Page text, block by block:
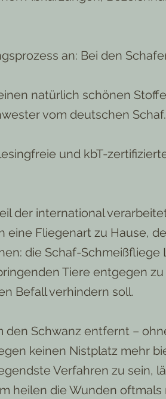
an: Bei den
natürlich schönen
vom deutschen Schaf.
und kbT-
der international
Fliegenart zu Hause,
die Schaf-Schmeißfliege
Tiere entgegen
Befall verhindern soll.
Schwanz entfernt –
keinen Nistplatz mehr
Verfahren zu sein,
heilen die Wunden